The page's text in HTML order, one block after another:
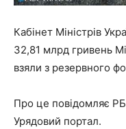
Кабінет Міністрів
32,81 млрд гривень
взяли з резервного
Про це повідомляє
Урядовий портал.